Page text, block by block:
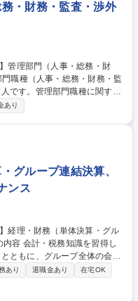
・財務・監査・渉外
です。管理部門職種に関する
てよいか迷われた場合はこち
動の企画、運用の業務■スズ
部員■国内税務・国際税務■
実施■J-SOXへの対応業務、
あり
グループ連結決算、
ンス
ともに、グループ全体の会計
業を理解し、正しい情報を経
次決算、収支計画作成 ■遠鉄
あり 退職金あり
在宅OK